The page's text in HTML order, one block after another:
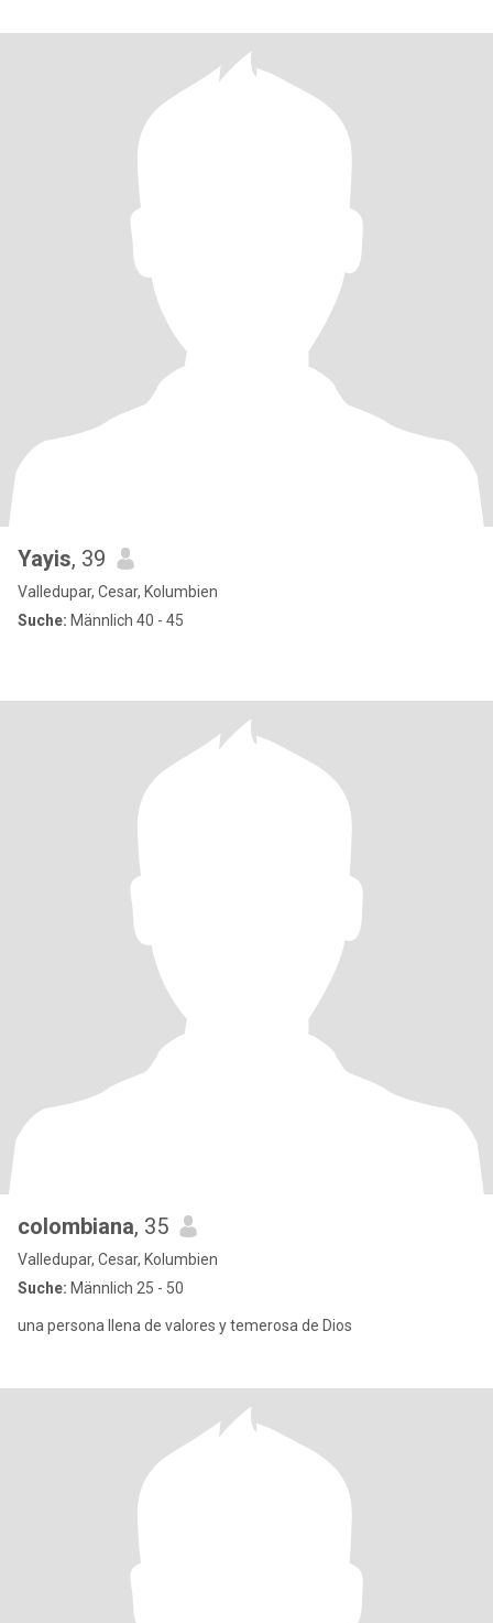
Yayis, 39
Valledupar, Cesar, Kolumbien
Suche: Männlich 40 - 45
colombiana, 35
Valledupar, Cesar, Kolumbien
Suche: Männlich 25 - 50
una persona llena de valores y temerosa de Dios